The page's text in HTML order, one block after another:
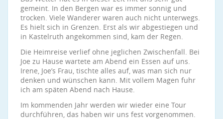
gemeint. In den Bergen war es immer sonnig und
trocken. Viele Wanderer waren auch nicht unterwegs.
Es hielt sich in Grenzen. Erst als wir abgestiegen und
in Kastelruth angekommen sind, kam der Regen.
Die Heimreise verlief ohne jeglichen Zwischenfall. Bei
Joe zu Hause wartete am Abend ein Essen auf uns.
Irene, Joe’s Frau, tischte alles auf, was man sich nur
denken und wünschen kann. Mit vollem Magen fuhr
ich am späten Abend nach Hause.
Im kommenden Jahr werden wir wieder eine Tour
durchführen, das haben wir uns fest vorgenommen.